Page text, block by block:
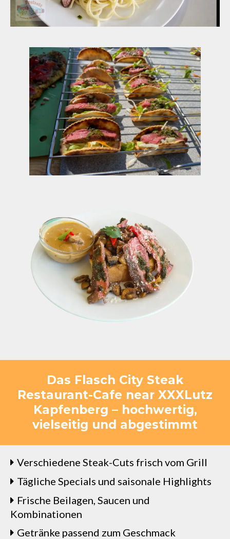
Das Flasch City Steak
Restaurant-Cafe near XXXLutz
Kapfenberg – hochwertig,
vielseitig und abgestimmt
Verschiedene Steak-Cuts frisch vom Grill
Tägliche Specials und saisonale Highlights
Frische Beilagen, Saucen und
Kombinationen
Getränke passend zum Geschmack